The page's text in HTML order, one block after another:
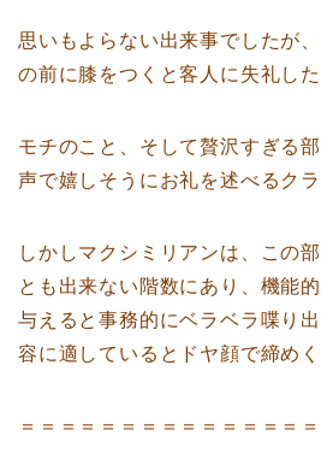
思いもよらない出来事でしたが
の前に膝をつくと客人に失礼した
モチのこと、そして贅沢すぎる
声で嬉しそうにお礼を述べるクラ
しかしマクシミリアンは、この
とも出来ない階数にあり、機能
与えると事務的にベラベラ喋り
容に適しているとドヤ顔で締めく
＝＝＝＝＝＝＝＝＝＝＝＝＝＝